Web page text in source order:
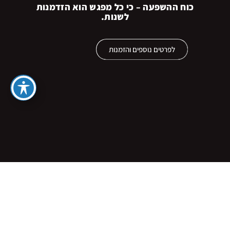
כוח ההשפעה – כי כל מפגש הוא הזדמנות
לשנות.
לפרטים נוספים והזמנות